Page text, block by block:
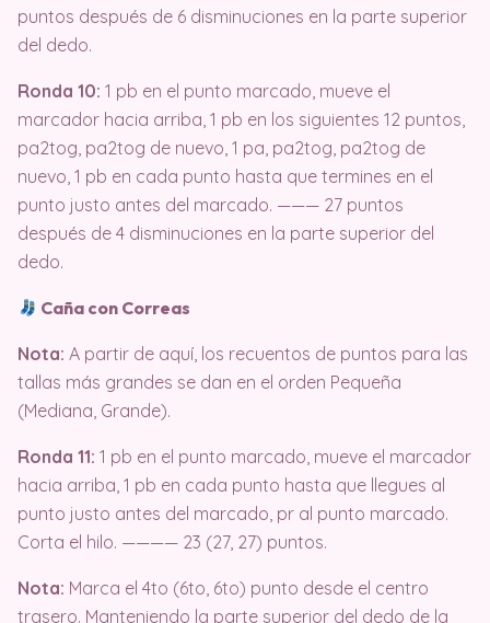
puntos después de 6 disminuciones en la parte superior
del dedo.
Ronda 10: 1 pb en el punto marcado, mueve el
marcador hacia arriba, 1 pb en los siguientes 12 puntos,
pa2tog, pa2tog de nuevo, 1 pa, pa2tog, pa2tog de
nuevo, 1 pb en cada punto hasta que termines en el
punto justo antes del marcado. ——— 27 puntos
después de 4 disminuciones en la parte superior del
dedo.
Caña con Correas
Nota: A partir de aquí, los recuentos de puntos para las
tallas más grandes se dan en el orden Pequeña
(Mediana, Grande).
Ronda 11: 1 pb en el punto marcado, mueve el marcador
hacia arriba, 1 pb en cada punto hasta que llegues al
punto justo antes del marcado, pr al punto marcado.
Corta el hilo. ———— 23 (27, 27) puntos.
Nota: Marca el 4to (6to, 6to) punto desde el centro
trasero. Manteniendo la parte superior del dedo de la